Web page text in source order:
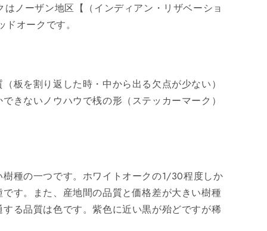
ノーザン地区【（インディアン・リザベーショ
オークです。
板を割り返した時・中から出る欠点が少ない）
きないノウハウで桟の形（ステッカーマーク）
種の一つです。ホワイトオークの1/30程度しか
す。また、産地間の品質と価格差が大きい樹種
る品質は色です。紫色に近い黒が殆どですが稀